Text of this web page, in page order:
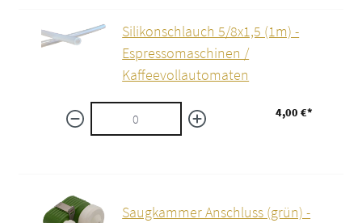
Silikonschlauch 5/8x1,5 (1m) -
Espressomaschinen /
Kaffeevollautomaten
4,00 €*
Saugkammer Anschluss (grün) -